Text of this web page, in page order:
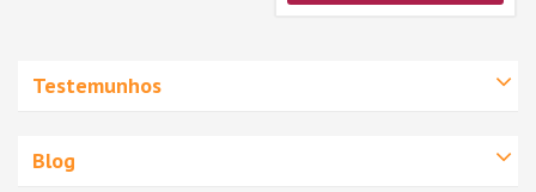
Testemunhos
Blog